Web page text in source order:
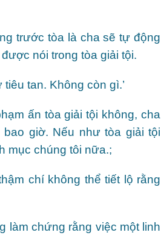
trước tòa là cha sẽ tự động
nói trong tòa giải tội.
tan. Không còn gì.’
ấn tòa giải tội không, cha
bao giờ. Nếu như tòa giải tội
mục chúng tôi nữa.;
chí không thể tiết lộ rằng
làm chứng rằng việc một linh